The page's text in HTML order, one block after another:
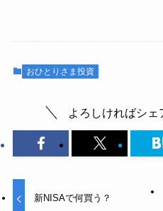
おひとりさま投資
よろしければシェ
新NISAで何買う？